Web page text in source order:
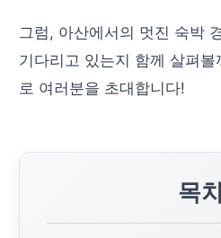
그럼, 아산에서의 멋진 숙박
기다리고 있는지 함께 살펴
로 여러분을 초대합니다!
목